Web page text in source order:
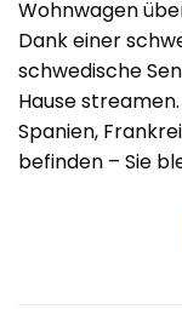
Wohnwagen
Dank einer
schwedische
Hause
Spanien,
befinden – Sie